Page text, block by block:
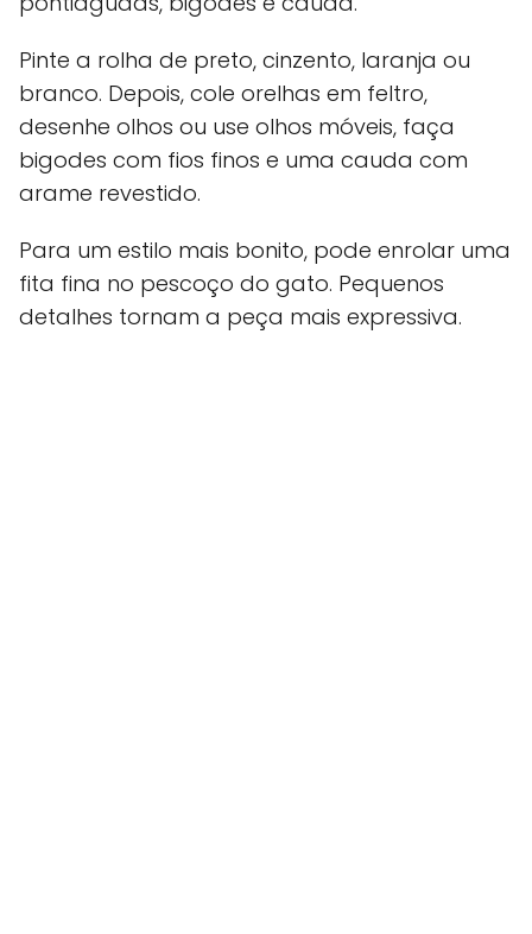
Pinte a rolha de preto, cinzento, laranja ou
branco. Depois, cole orelhas em feltro,
desenhe olhos ou use olhos móveis, faça
bigodes com fios finos e uma cauda com
arame revestido.
Para um estilo mais bonito, pode enrolar uma
fita fina no pescoço do gato. Pequenos
detalhes tornam a peça mais expressiva.